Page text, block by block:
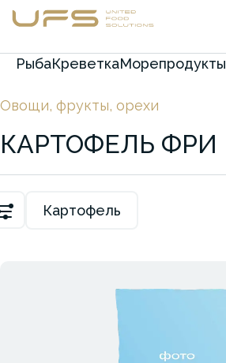
РыбаКреветкаМорепродукты
Овощи, фрукты, орехи
КАРТОФЕЛЬ ФРИ
Картофель